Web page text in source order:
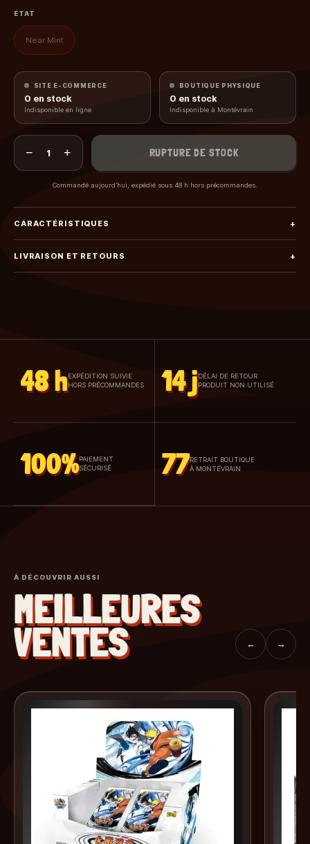
ÉTAT
Near Mint
SITE E-COMMERCE
0 en stock
Indisponible en ligne
BOUTIQUE PHYSIQUE
0 en stock
Indisponible à Montévrain
− 1 + RUPTURE DE STOCK
Commandé aujourd’hui, expédié sous 48 h hors précommandes.
CARACTÉRISTIQUES +
LIVRAISON ET RETOURS +
48 h EXPÉDITION SUIVIE
HORS PRÉCOMMANDES
14 jDÉLAI DE RETOUR
PRODUIT NON UTILISÉ
100% PAIEMENT
SÉCURISÉ
77RETRAIT BOUTIQUE
À MONTÉVRAIN
À DÉCOUVRIR AUSSI
MEILLEURES
VENTES ← →